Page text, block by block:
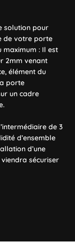
simplement
avec 3
applique vient
Il s'agit
soudées
à des
plus solides et
une couche
est ainsi
de porte.
d'origine.
solution pour
de votre porte
: Il est
2mm venant
élément du
porte
un cadre
de 3
d’ensemble
d’une
sécuriser
par son rapport
enveloppe
vient se
de conserver
sur un
votre ancienne
garantie une
de destruction
d’une
sécuriser